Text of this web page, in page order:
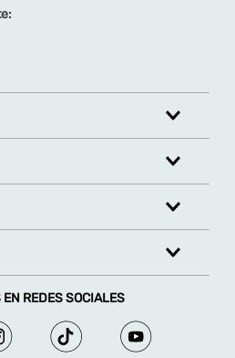
REDES SOCIALES